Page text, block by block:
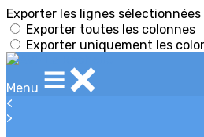
Exporter les lignes sélectionnées
Exporter toutes les colonnes
Exporter uniquement les
Menu
<
>